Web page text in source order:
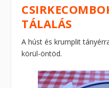
TÁLALÁS
A húst és krumplit
körül-öntöd.